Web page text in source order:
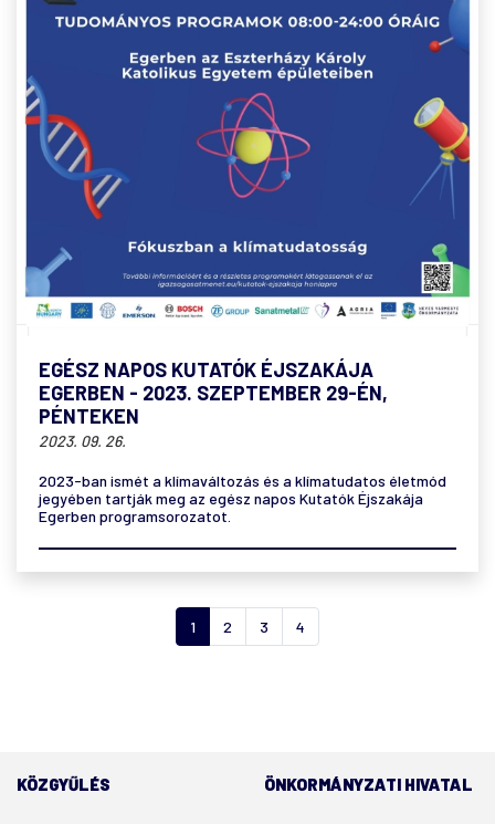
EGÉSZ NAPOS KUTATÓK ÉJSZAKÁJA
EGERBEN - 2023. SZEPTEMBER 29-ÉN,
PÉNTEKEN
2023. 09. 26.
2023-ban ismét a klímaváltozás és a klímatudatos életmód
jegyében tartják meg az egész napos Kutatók Éjszakája
Egerben programsorozatot.
1 2 3 4
KÖZGYŰLÉS ÖNKORMÁNYZATI HIVATAL